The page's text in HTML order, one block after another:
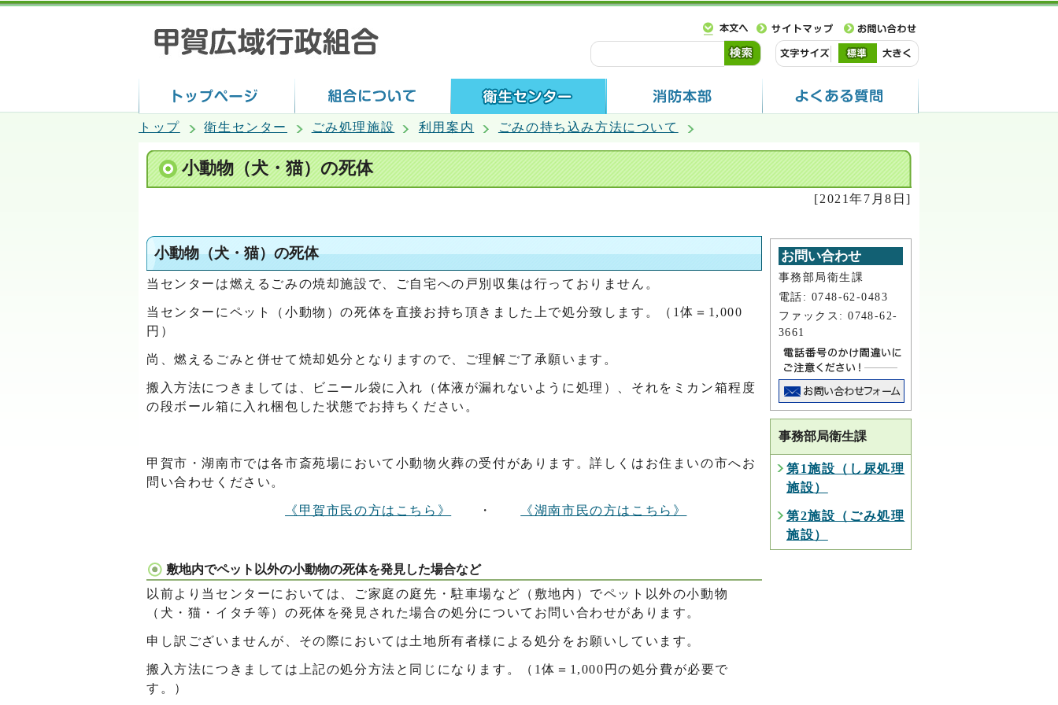
トップ 衛生センター ごみ処理施設 利用案内 ごみの持ち込み方法について
小動物（犬・猫）の死体
[2021年7月8日]
小動物（犬・猫）の死体
当センターは燃えるごみの焼却施設で、ご自宅への戸別収集は行っておりません。
当センターにペット（小動物）の死体を直接お持ち頂きました上で処分致します。（1体＝1,000
円）
尚、燃えるごみと併せて焼却処分となりますので、ご理解ご了承願います。
搬入方法につきましては、ビニール袋に入れ（体液が漏れないように処理）、それをミカン箱程度
の段ボール箱に入れ梱包した状態でお持ちください。
甲賀市・湖南市では各市斎苑場において小動物火葬の受付があります。詳しくはお住まいの市へお
問い合わせください。
《甲賀市民の方はこちら》 ・ 《湖南市民の方はこちら》
敷地内でペット以外の小動物の死体を発見した場合など
以前より当センターにおいては、ご家庭の庭先・駐車場など（敷地内）でペット以外の小動物
（犬・猫・イタチ等）の死体を発見された場合の処分についてお問い合わせがあります。
申し訳ございませんが、その際においては土地所有者様による処分をお願いしています。
搬入方法につきましては上記の処分方法と同じになります。（1体＝1,000円の処分費が必要で
す。）
お問い合わせ
事務部局衛生課
電話: 0748-62-0483
ファックス: 0748-62-
3661
事務部局衛生課
第1施設（し尿処理
施設）
第2施設（ごみ処理
施設）